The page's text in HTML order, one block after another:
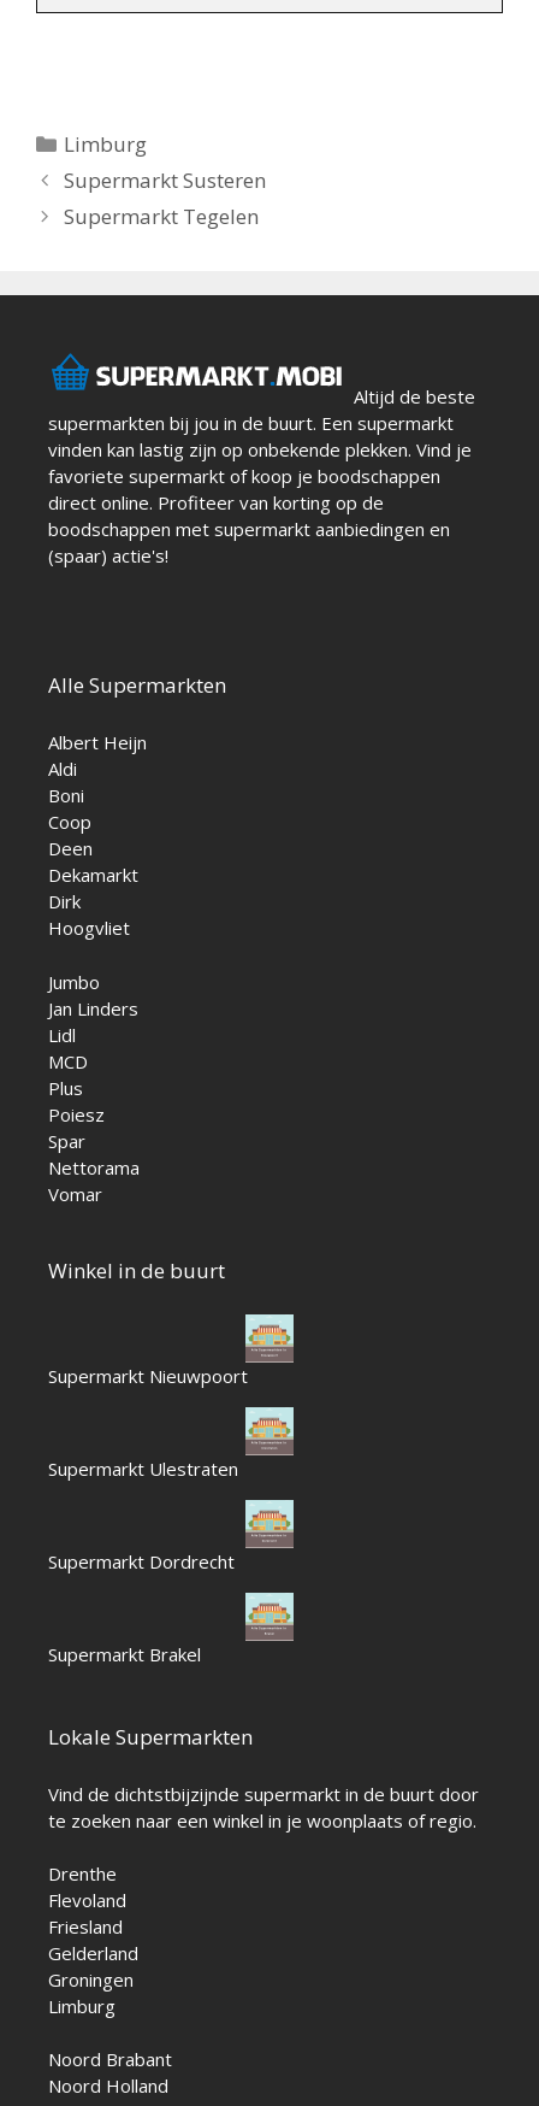
Categorieën
Limburg
Berichtnavigatie
Supermarkt Susteren
Supermarkt Tegelen
Altijd de beste
supermarkten bij jou in de buurt. Een supermarkt
vinden kan lastig zijn op onbekende plekken. Vind je
favoriete supermarkt of koop je boodschappen
direct online. Profiteer van korting op de
boodschappen met supermarkt aanbiedingen en
(spaar) actie's!
Alle Supermarkten
Albert Heijn
Aldi
Boni
Coop
Deen
Dekamarkt
Dirk
Hoogvliet
Jumbo
Jan Linders
Lidl
MCD
Plus
Poiesz
Spar
Nettorama
Vomar
Winkel in de buurt
Supermarkt Nieuwpoort
Supermarkt Ulestraten
Supermarkt Dordrecht
Supermarkt Brakel
Lokale Supermarkten
Vind de dichtstbijzijnde supermarkt in de buurt door
te zoeken naar een winkel in je woonplaats of regio.
Drenthe
Flevoland
Friesland
Gelderland
Groningen
Limburg
Noord Brabant
Noord Holland